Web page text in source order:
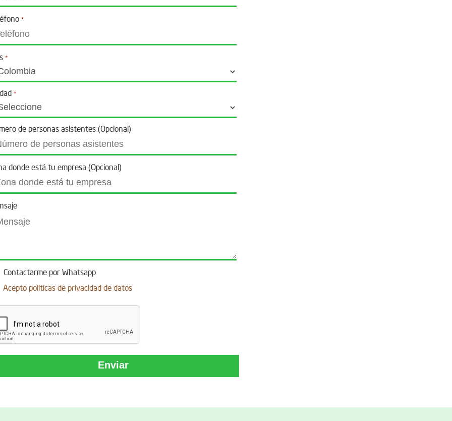
*
*
*
de personas asistentes (Opcional)
donde está tu empresa (Opcional)
Contactarme por Whatsapp
Acepto políticas de privacidad de datos